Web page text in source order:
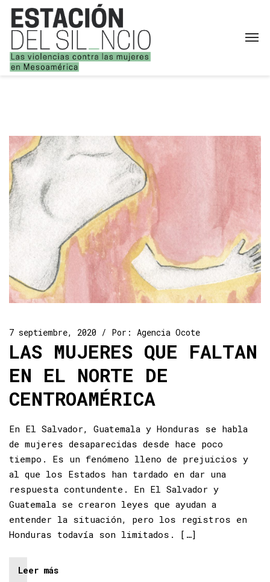
7 septiembre, 2020 Por: Agencia Ocote
LAS MUJERES QUE FALTAN
EN EL NORTE DE
CENTROAMÉRICA
En El Salvador, Guatemala y Honduras se habla
de mujeres desaparecidas desde hace poco
tiempo. Es un fenómeno lleno de prejuicios y
al que los Estados han tardado en dar una
respuesta contundente. En El Salvador y
Guatemala se crearon leyes que ayudan a
entender la situación, pero los registros en
Honduras todavía son limitados. […]
Leer más